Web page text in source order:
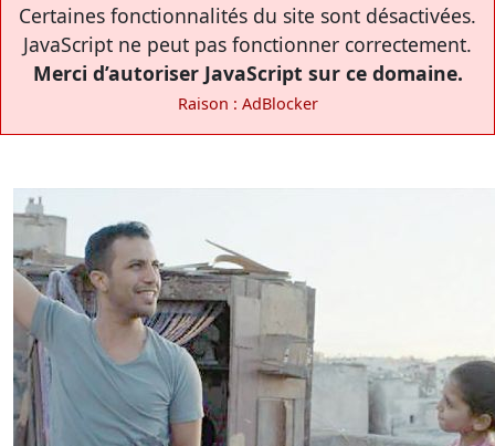
Certaines fonctionnalités du site sont désactivées.
JavaScript ne peut pas fonctionner correctement.
Merci d’autoriser JavaScript sur ce domaine.
Raison : AdBlocker